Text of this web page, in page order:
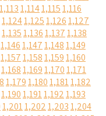
1,1131,1141,1151,116
1,1241,1251,1261,127
1,1351,1361,1371,138
1,1461,1471,1481,149
1,1571,1581,1591,160
1,1681,1691,1701,171
1,1791,1801,1811,182
1,1901,1911,1921,193
1,2011,2021,2031,204